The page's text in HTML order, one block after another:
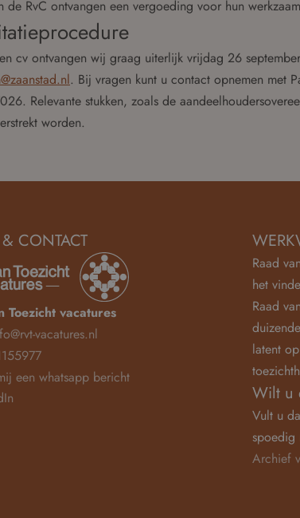
de RvC ontvangen een vergoeding voor hun
cv ontvangen wij graag uiterlijk vrijdag 26
. Bij vragen kunt u contact opnemen met
Relevante stukken, zoals de
worden.
CONTACT
Toezicht vacatures
vacatures.nl
een whatsapp bericht
Raad
het
Raad
latent
Wilt u
Vult u
spoedig
Archief